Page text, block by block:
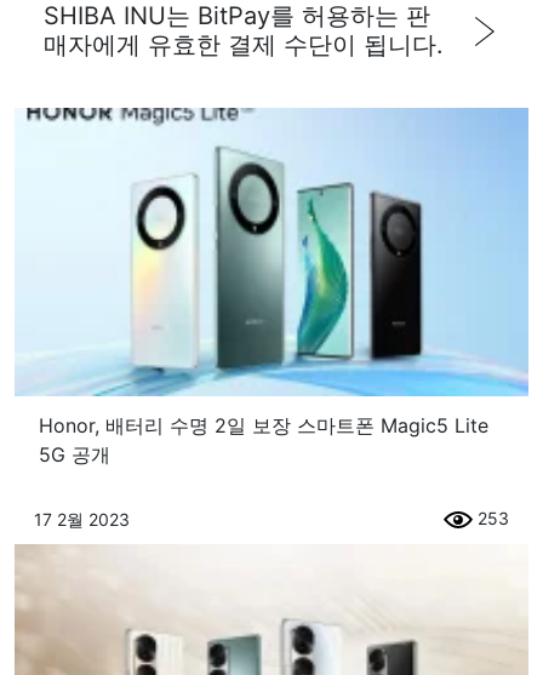
SHIBA INU는 BitPay를 허용하는 판
매자에게 유효한 결제 수단이 됩니다.
Honor, 배터리 수명 2일 보장 스마트폰 Magic5 Lite
5G 공개
17 2월 2023 253